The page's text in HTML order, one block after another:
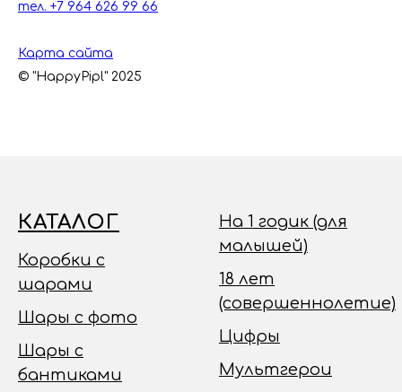
тел. +7 964 626 99 66
Карта сайта
© "HappyPipl" 2025
КАТАЛОГ
Коробки с
шарами
Шары с фото
Шары с
бантиками
На 1 годик (для
малышей)
18 лет
(совершеннолетие)
Цифры
Мультгерои